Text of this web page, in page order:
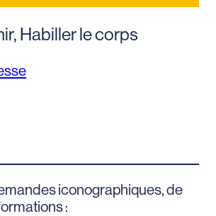
Habiller le corps
iconographiques, de
: